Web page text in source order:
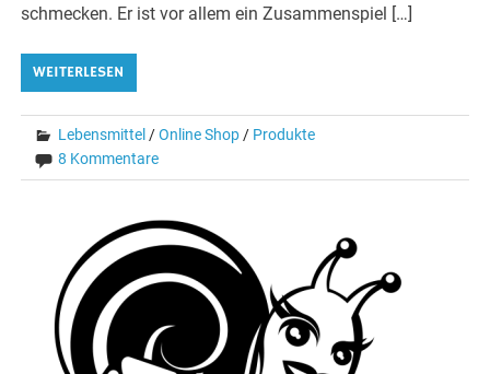
schmecken. Er ist vor allem ein Zusammenspiel […]
WEITERLESEN
Lebensmittel /Online Shop/ Produkte
8 Kommentare